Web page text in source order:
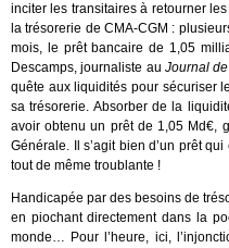
inciter les transitaires à retourner
la trésorerie de CMA-CGM :
mois, le prêt bancaire de 1,05
Descamps, journaliste auJournal
quête aux liquidités pour sécuriser
sa trésorerie. Absorber de la
avoir obtenu un prêt de 1,05 Md€,
Générale. Il s’agit bien d’un prêt
tout de même troublante !
Handicapée par des besoins de
en piochant directement dans la
monde… Pour l’heure, ici,